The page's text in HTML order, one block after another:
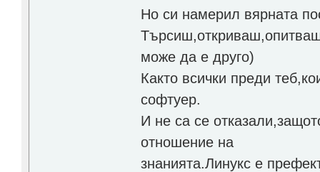
Но си намерил вярната
може да е друго)
Както всички преди
софтуер.
И не са се
отношение на
знанията.Линукс е